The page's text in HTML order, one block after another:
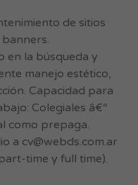
de sitios
en la búsqueda y
manejo estético,
Capacidad para
Colegiales â€“
como prepaga.
a cv@webds.com.ar
time y full time).